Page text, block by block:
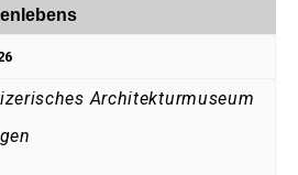
Architekturmuseum